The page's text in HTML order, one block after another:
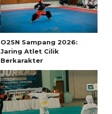
O2SN Sampang 2026:
Jaring Atlet Cilik
Berkarakter